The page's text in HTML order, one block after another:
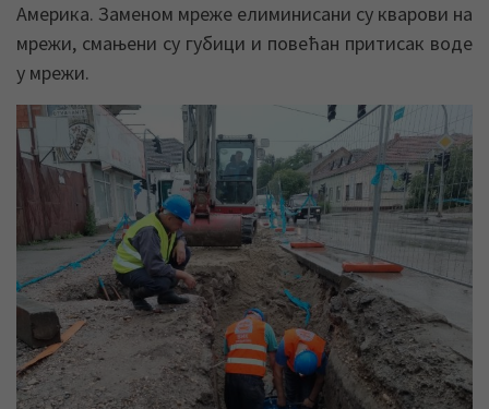
Америка. Заменом мреже елиминисани су кварови на
мрежи, смањени су губици и повећан притисак воде
у мрежи.